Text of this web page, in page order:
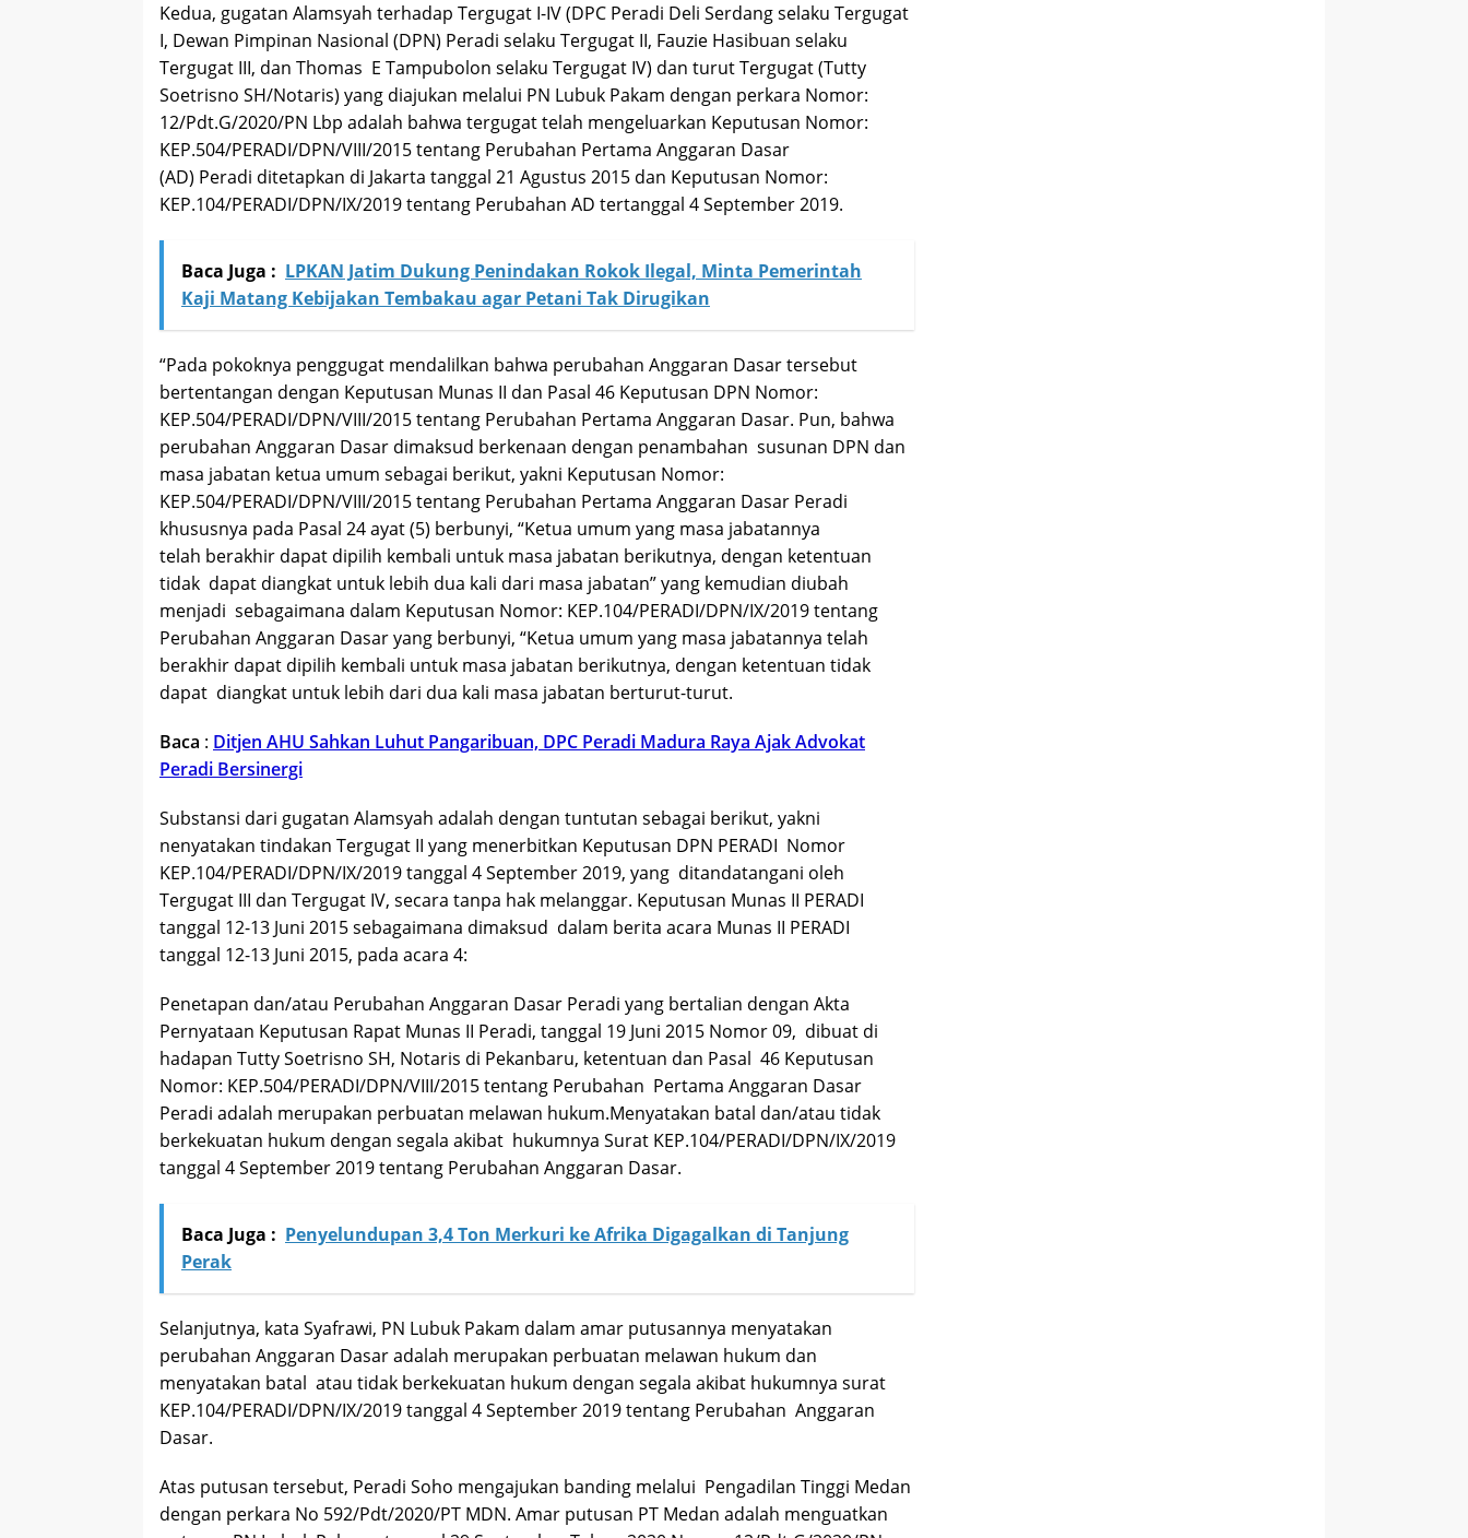
Kedua, gugatan Alamsyah terhadap Tergugat I-IV (DPC Peradi Deli Serdang selaku Tergugat
I, Dewan Pimpinan Nasional (DPN) Peradi selaku Tergugat II, Fauzie Hasibuan selaku
Tergugat III, dan Thomas E Tampubolon selaku Tergugat IV) dan turut Tergugat (Tutty
Soetrisno SH/Notaris) yang diajukan melalui PN Lubuk Pakam dengan perkara Nomor:
12/Pdt.G/2020/PN Lbp adalah bahwa tergugat telah mengeluarkan Keputusan Nomor:
KEP.504/PERADI/DPN/VIII/2015 tentang Perubahan Pertama Anggaran Dasar
(AD) Peradi ditetapkan di Jakarta tanggal 21 Agustus 2015 dan Keputusan Nomor:
KEP.104/PERADI/DPN/IX/2019 tentang Perubahan AD tertanggal 4 September 2019.
Baca Juga : LPKAN Jatim Dukung Penindakan Rokok Ilegal, Minta Pemerintah
Kaji Matang Kebijakan Tembakau agar Petani Tak Dirugikan
“Pada pokoknya penggugat mendalilkan bahwa perubahan Anggaran Dasar tersebut
bertentangan dengan Keputusan Munas II dan Pasal 46 Keputusan DPN Nomor:
KEP.504/PERADI/DPN/VIII/2015 tentang Perubahan Pertama Anggaran Dasar. Pun, bahwa
perubahan Anggaran Dasar dimaksud berkenaan dengan penambahan susunan DPN dan
masa jabatan ketua umum sebagai berikut, yakni Keputusan Nomor:
KEP.504/PERADI/DPN/VIII/2015 tentang Perubahan Pertama Anggaran Dasar Peradi
khususnya pada Pasal 24 ayat (5) berbunyi, “Ketua umum yang masa jabatannya
telah berakhir dapat dipilih kembali untuk masa jabatan berikutnya, dengan ketentuan
tidak dapat diangkat untuk lebih dua kali dari masa jabatan” yang kemudian diubah
menjadi sebagaimana dalam Keputusan Nomor: KEP.104/PERADI/DPN/IX/2019 tentang
Perubahan Anggaran Dasar yang berbunyi, “Ketua umum yang masa jabatannya telah
berakhir dapat dipilih kembali untuk masa jabatan berikutnya, dengan ketentuan tidak
dapat diangkat untuk lebih dari dua kali masa jabatan berturut-turut.
Baca : Ditjen AHU Sahkan Luhut Pangaribuan, DPC Peradi Madura Raya Ajak Advokat
Peradi Bersinergi
Substansi dari gugatan Alamsyah adalah dengan tuntutan sebagai berikut, yakni
nenyatakan tindakan Tergugat II yang menerbitkan Keputusan DPN PERADI Nomor
KEP.104/PERADI/DPN/IX/2019 tanggal 4 September 2019, yang ditandatangani oleh
Tergugat III dan Tergugat IV, secara tanpa hak melanggar. Keputusan Munas II PERADI
tanggal 12-13 Juni 2015 sebagaimana dimaksud dalam berita acara Munas II PERADI
tanggal 12-13 Juni 2015, pada acara 4:
Penetapan dan/atau Perubahan Anggaran Dasar Peradi yang bertalian dengan Akta
Pernyataan Keputusan Rapat Munas II Peradi, tanggal 19 Juni 2015 Nomor 09, dibuat di
hadapan Tutty Soetrisno SH, Notaris di Pekanbaru, ketentuan dan Pasal 46 Keputusan
Nomor: KEP.504/PERADI/DPN/VIII/2015 tentang Perubahan Pertama Anggaran Dasar
Peradi adalah merupakan perbuatan melawan hukum.Menyatakan batal dan/atau tidak
berkekuatan hukum dengan segala akibat hukumnya Surat KEP.104/PERADI/DPN/IX/2019
tanggal 4 September 2019 tentang Perubahan Anggaran Dasar.
Baca Juga : Penyelundupan 3,4 Ton Merkuri ke Afrika Digagalkan di Tanjung
Perak
Selanjutnya, kata Syafrawi, PN Lubuk Pakam dalam amar putusannya menyatakan
perubahan Anggaran Dasar adalah merupakan perbuatan melawan hukum dan
menyatakan batal atau tidak berkekuatan hukum dengan segala akibat hukumnya surat
KEP.104/PERADI/DPN/IX/2019 tanggal 4 September 2019 tentang Perubahan Anggaran
Dasar.
Atas putusan tersebut, Peradi Soho mengajukan banding melalui Pengadilan Tinggi Medan
dengan perkara No 592/Pdt/2020/PT MDN. Amar putusan PT Medan adalah menguatkan